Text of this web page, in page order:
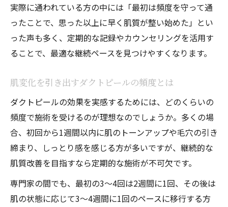
実際に通われている方の中には「最初は頻度を守って通
ったことで、思った以上に早く肌質が整い始めた」とい
った声も多く、定期的な記録やカウンセリングを活用す
ることで、最適な継続ペースを見つけやすくなります。
肌変化を引き出すダクトピールの頻度とは
ダクトピールの効果を実感するためには、どのくらいの
頻度で施術を受けるのが理想なのでしょうか。多くの場
合、初回から1週間以内に肌のトーンアップや毛穴の引き
締まり、しっとり感を感じる方が多いですが、継続的な
肌質改善を目指すなら定期的な施術が不可欠です。
専門家の間でも、最初の3～4回は2週間に1回、その後は
肌の状態に応じて3～4週間に1回のペースに移行する方